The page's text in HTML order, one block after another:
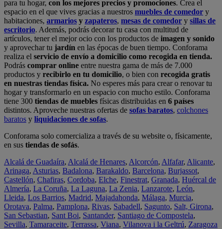
para tu hogar, con los mejores precios y promociones. Crea el
espacio en el que vives gracias a nuestros muebles de comedor y
habitaciones, armarios y zapateros, mesas de comedor y sillas de
escritorio. Además, podrás decorar tu casa con multitud de
artículos, tener el mejor ocio con los productos de imagen y sonido
y aprovechar tu jardín en las épocas de buen tiempo. Conforama
realiza el servicio de envío a domicilio como recogida en tienda.
Podrás comprar online entre nuestra gama de más de 7.000
productos y recibirlo en tu domicilio, o bien con recogida gratis
en nuestras tiendas física. No esperes más para crear o renovar tu
hogar y transformarlo en un espacio con mucho estilo. Conforama
tiene 300 tiendas de muebles físicas distribuidas en 6 países
distintos. Aproveche nuestras ofertas de sofas baratos, colchones
baratos y liquidaciones de sofas.
Conforama solo comercializa a través de su website o, físicamente,
en sus tiendas de sofás.
Alcalá de Guadaíra, Alcalá de Henares, Alcorcón, Alfafar, Alicante,
Arinaga, Asturias, Badalona, Barakaldo, Barcelona, Burjassot,
Castellón, Chafiras, Cordoba, Elche, Finestrat, Granada, Huércal de
Almería, La Coruña, La Laguna, La Zenia, Lanzarote, León,
Lleida, Los Barrios, Madrid, Majadahonda, Málaga, Murcia,
Orotava, Palma, Pamplona, Rivas, Sabadell, Sagunto, Salt, Girona,
San Sebastian, Sant Boi, Santander, Santiago de Compostela,
Sevilla, Tamaraceite, Terrassa, Viana, Vilanova i la Geltrú, Zaragoza